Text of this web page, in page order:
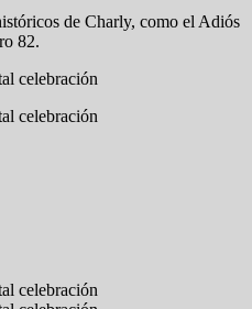
de Charly, como el Adiós
82.